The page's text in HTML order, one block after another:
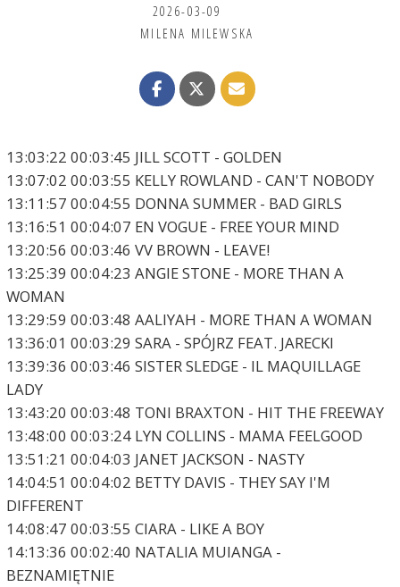
2026-03-09
MILENA MILEWSKA
13:03:22 00:03:45 JILL SCOTT - GOLDEN
13:07:02 00:03:55 KELLY ROWLAND - CAN'T NOBODY
13:11:57 00:04:55 DONNA SUMMER - BAD GIRLS
13:16:51 00:04:07 EN VOGUE - FREE YOUR MIND
13:20:56 00:03:46 VV BROWN - LEAVE!
13:25:39 00:04:23 ANGIE STONE - MORE THAN A
WOMAN
13:29:59 00:03:48 AALIYAH - MORE THAN A WOMAN
13:36:01 00:03:29 SARA - SPÓJRZ FEAT. JARECKI
13:39:36 00:03:46 SISTER SLEDGE - IL MAQUILLAGE
LADY
13:43:20 00:03:48 TONI BRAXTON - HIT THE FREEWAY
13:48:00 00:03:24 LYN COLLINS - MAMA FEELGOOD
13:51:21 00:04:03 JANET JACKSON - NASTY
14:04:51 00:04:02 BETTY DAVIS - THEY SAY I'M
DIFFERENT
14:08:47 00:03:55 CIARA - LIKE A BOY
14:13:36 00:02:40 NATALIA MUIANGA -
BEZNAMIĘTNIE